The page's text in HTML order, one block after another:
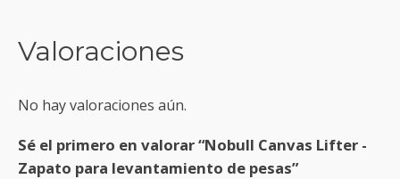
Valoraciones
No hay valoraciones aún.
Sé el primero en valorar “Nobull Canvas Lifter -
Zapato para levantamiento de pesas”